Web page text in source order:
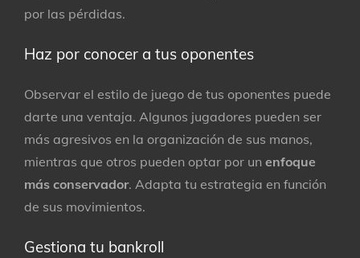
por las pérdidas.
Haz por conocer a tus oponentes
Observar el estilo de juego de tus oponentes puede
darte una ventaja. Algunos jugadores pueden ser
más agresivos en la organización de sus manos,
mientras que otros pueden optar por un enfoque
más conservador. Adapta tu estrategia en función
de sus movimientos.
Gestiona tu bankroll